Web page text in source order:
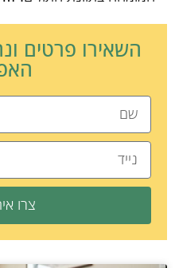
השאירו פרטים
צרו